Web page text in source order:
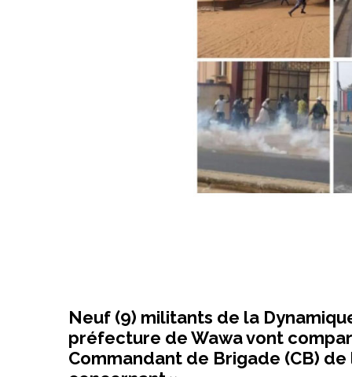
Neuf (9) militants de la
préfecture de Wawa vont
Commandant de Brigade (CB)